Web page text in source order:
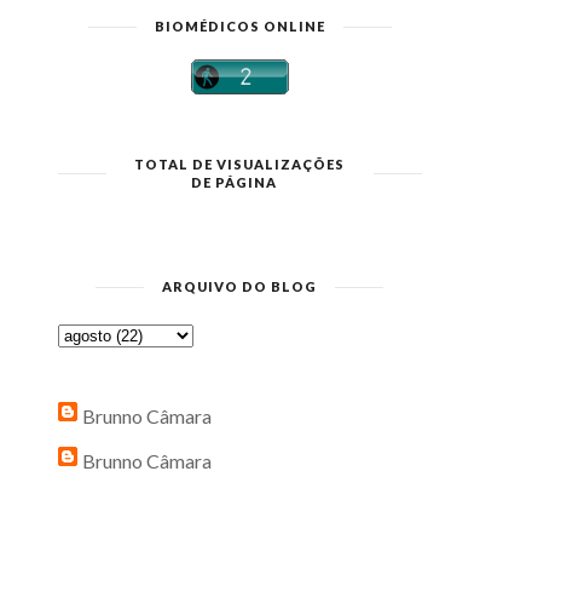
BIOMÉDICOS ONLINE
TOTAL DE VISUALIZAÇÕES
DE PÁGINA
ARQUIVO DO BLOG
Brunno Câmara
Brunno Câmara